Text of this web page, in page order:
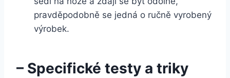
pravděpodobně se jedná o ⁤ručně vyrobený
výrobek.
– Specifické testy a triky